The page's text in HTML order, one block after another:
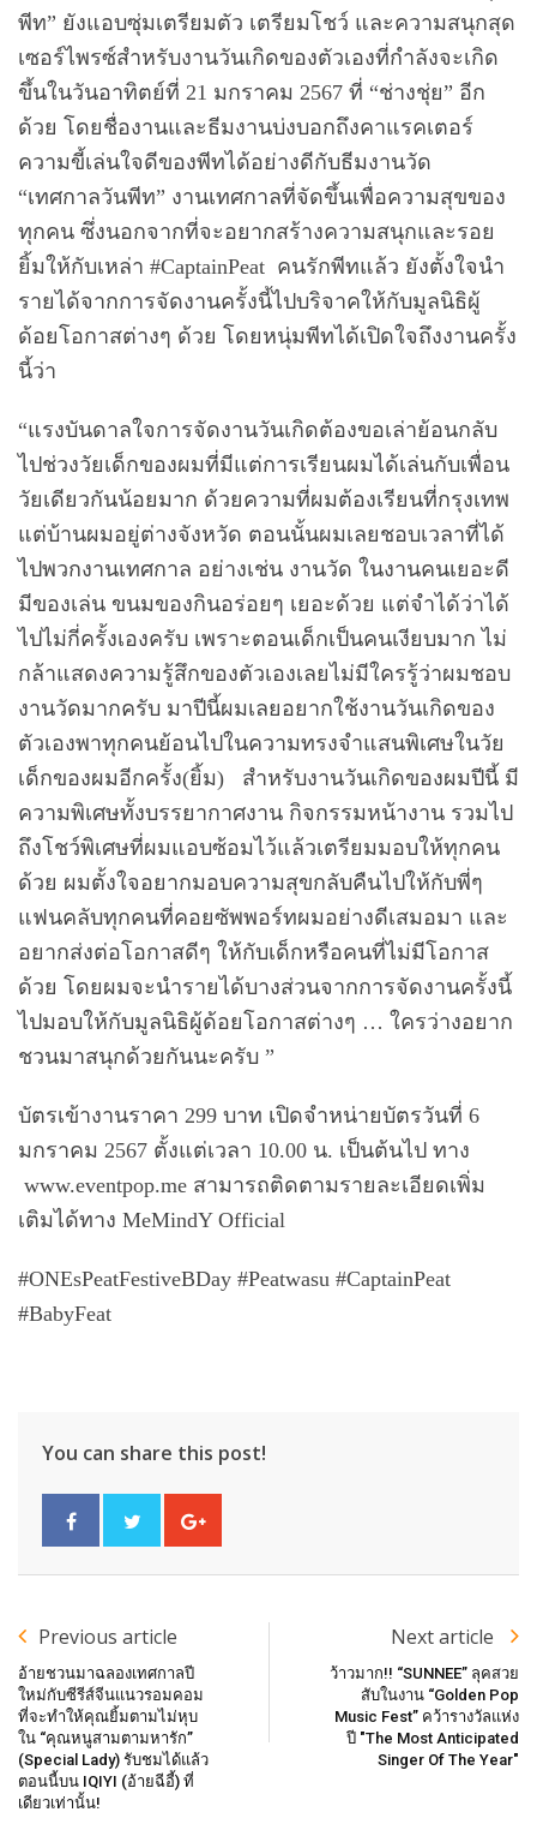
พีท” ยังแอบซุ่มเตรียมตัว เตรียมโชว์ และความสนุกสุด
เซอร์ไพรซ์สำหรับงานวันเกิดของตัวเองที่กำลังจะเกิด
ขึ้นในวันอาทิตย์ที่ 21 มกราคม 2567 ที่ “ช่างชุ่ย” อีก
ด้วย โดยชื่องานและธีมงานบ่งบอกถึงคาแรคเตอร์
ความขี้เล่นใจดีของพีทได้อย่างดีกับธีมงานวัด
“เทศกาลวันพีท” งานเทศกาลที่จัดขึ้นเพื่อความสุขของ
ทุกคน ซึ่งนอกจากที่จะอยากสร้างความสนุกและรอย
ยิ้มให้กับเหล่า #CaptainPeat คนรักพีทแล้ว ยังตั้งใจนำ
รายได้จากการจัดงานครั้งนี้ไปบริจาคให้กับมูลนิธิผู้
ด้อยโอกาสต่างๆ ด้วย โดยหนุ่มพีทได้เปิดใจถึงงานครั้ง
นี้ว่า
“แรงบันดาลใจการจัดงานวันเกิดต้องขอเล่าย้อนกลับ
ไปช่วงวัยเด็กของผมที่มีแต่การเรียนผมได้เล่นกับเพื่อน
วัยเดียวกันน้อยมาก ด้วยความที่ผมต้องเรียนที่กรุงเทพ
แต่บ้านผมอยู่ต่างจังหวัด ตอนนั้นผมเลยชอบเวลาที่ได้
ไปพวกงานเทศกาล อย่างเช่น งานวัด ในงานคนเยอะดี
มีของเล่น ขนมของกินอร่อยๆ เยอะด้วย แต่จำได้ว่าได้
ไปไม่กี่ครั้งเองครับ เพราะตอนเด็กเป็นคนเงียบมาก ไม่
กล้าแสดงความรู้สึกของตัวเองเลยไม่มีใครรู้ว่าผมชอบ
งานวัดมากครับ มาปีนี้ผมเลยอยากใช้งานวันเกิดของ
ตัวเองพาทุกคนย้อนไปในความทรงจำแสนพิเศษในวัย
เด็กของผมอีกครั้ง(ยิ้ม) สำหรับงานวันเกิดของผมปีนี้ มี
ความพิเศษทั้งบรรยากาศงาน กิจกรรมหน้างาน รวมไป
ถึงโชว์พิเศษที่ผมแอบซ้อมไว้แล้วเตรียมมอบให้ทุกคน
ด้วย ผมตั้งใจอยากมอบความสุขกลับคืนไปให้กับพี่ๆ
แฟนคลับทุกคนที่คอยซัพพอร์ทผมอย่างดีเสมอมา และ
อยากส่งต่อโอกาสดีๆ ให้กับเด็กหรือคนที่ไม่มีโอกาส
ด้วย โดยผมจะนำรายได้บางส่วนจากการจัดงานครั้งนี้
ไปมอบให้กับมูลนิธิผู้ด้อยโอกาสต่างๆ … ใครว่างอยาก
ชวนมาสนุกด้วยกันนะครับ ”
บัตรเข้างานราคา 299 บาท เปิดจำหน่ายบัตรวันที่ 6
มกราคม 2567 ตั้งแต่เวลา 10.00 น. เป็นต้นไป ทาง
www.eventpop.me สามารถติดตามรายละเอียดเพิ่ม
เติมได้ทาง MeMindY Official
#ONEsPeatFestiveBDay #Peatwasu #CaptainPeat
#BabyFeat
You can share this post!
Previous article
อ้ายชวนมาฉลองเทศกาลปี
ใหม่กับซีรีส์จีนแนวรอมคอม
ที่จะทำให้คุณยิ้มตามไม่หุบ
ใน “คุณหนูสามตามหารัก”
(Special Lady) รับชมได้แล้ว
ตอนนี้บน IQIYI (อ้ายฉีอี้) ที่
เดียวเท่านั้น!
Next article
ว้าวมาก!! “SUNNEE” ลุคสวย
สับในงาน “Golden Pop
Music Fest” คว้ารางวัลแห่ง
ปี "The Most Anticipated
Singer Of The Year"